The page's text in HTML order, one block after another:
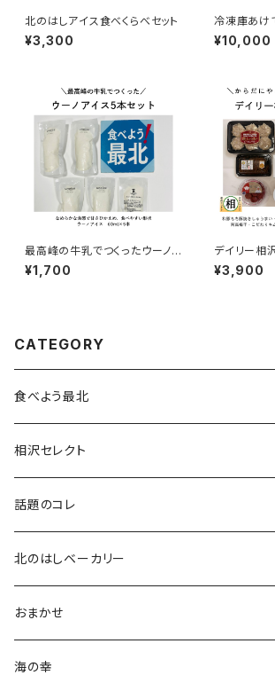
北のはしアイス食べくらべセット
¥3,300
冷凍庫あけ
¥10,000
最高峰の牛乳でつくったウーノア
イス
¥1,700
デイリー相
¥3,900
CATEGORY
食べよう最北
相沢セレクト
話題のコレ
北のはしベーカリー
おまかせ
海の幸